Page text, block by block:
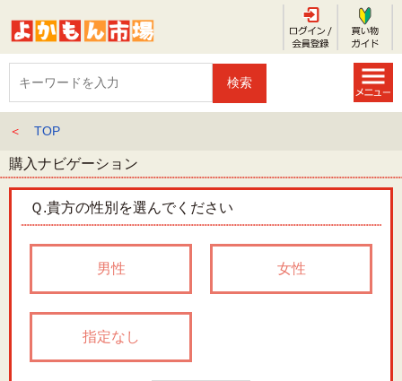
＜ TOP
購入ナビゲーション
Ｑ.貴方の性別を選んでください
男性 女性
指定なし